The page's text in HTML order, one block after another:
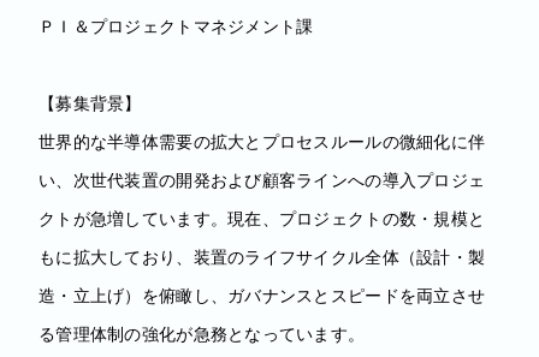
ＰＩ＆プロジェクトマネジメント課
【募集背景】
世界的な半導体需要の拡大とプロセスルールの微細化に伴
い、次世代装置の開発および顧客ラインへの導入プロジェ
クトが急増しています。現在、プロジェクトの数・規模と
もに拡大しており、装置のライフサイクル全体（設計・製
造・立上げ）を俯瞰し、ガバナンスとスピードを両立させ
る管理体制の強化が急務となっています。